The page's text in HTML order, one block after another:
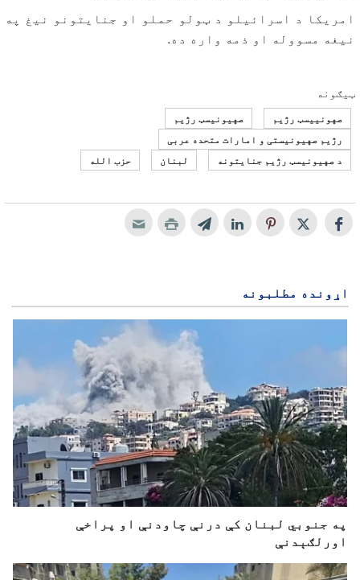
امریکا د اسرائیلو د ټولو حملو او جنایتونو نیغ په
نیغه مسووله او ذمه واره ده.
ټیګونه
صهونییسټ رژیم
صهیونیسټ رژيم
رژیم صهیونیستی و امارات متحده عربی
د صهیونیسټ رژیم جنایتونه
لبنان حزب الله
اړونده مطلبونه
په جنوبي لبنان کې درنې چاودنې او پراخې
اورلګېدنې